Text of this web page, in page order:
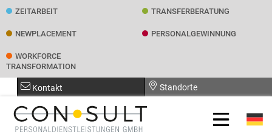
ZEITARBEIT TRANSFER­BERATUNG
NEWPLACEMENT PERSONAL­GEWINNUNG
WORKFORCE
TRANSFORMATION
Kontakt Standorte